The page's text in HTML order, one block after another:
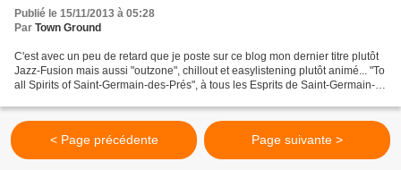
Publié le 15/11/2013 à 05:28
Par Town Ground
C'est avec un peu de retard que je poste sur ce blog mon dernier titre plutôt
Jazz-Fusion mais aussi "outzone", chillout et easylistening plutôt animé... "To
all Spirits of Saint-Germain-des-Prés", à tous les Esprits de Saint-Germain-
< Page précédente Page suivante >